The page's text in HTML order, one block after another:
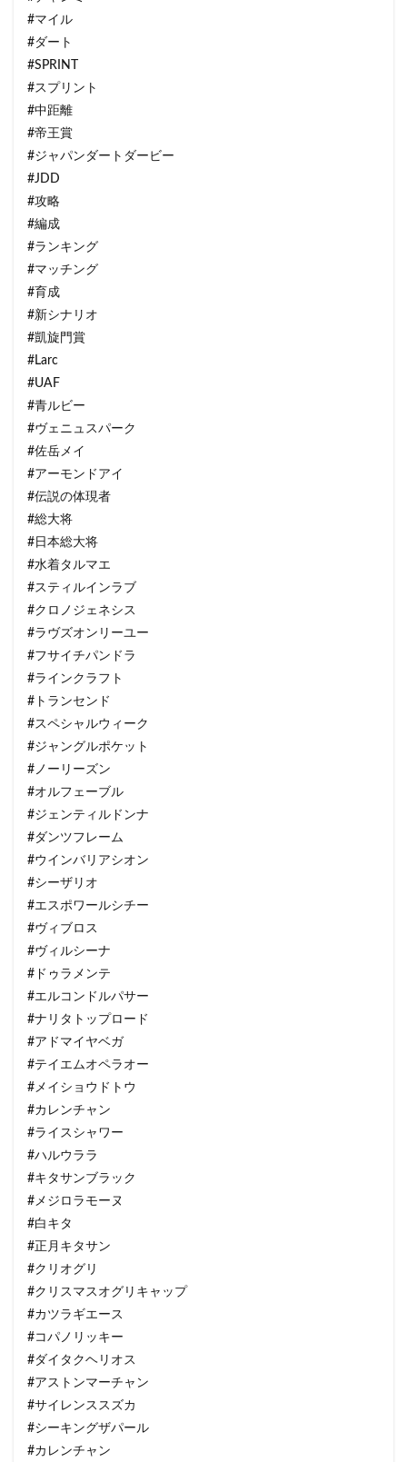
#マイル
#ダート
#SPRINT
#スプリント
#中距離
#帝王賞
#ジャパンダートダービー
#JDD
#攻略
#編成
#ランキング
#マッチング
#育成
#新シナリオ
#凱旋門賞
#Larc
#UAF
#青ルビー
#ヴェニュスパーク
#佐岳メイ
#アーモンドアイ
#伝説の体現者
#総大将
#日本総大将
#水着タルマエ
#スティルインラブ
#クロノジェネシス
#ラヴズオンリーユー
#フサイチパンドラ
#ラインクラフト
#トランセンド
#スペシャルウィーク
#ジャングルポケット
#ノーリーズン
#オルフェーブル
#ジェンティルドンナ
#ダンツフレーム
#ウインバリアシオン
#シーザリオ
#エスポワールシチー
#ヴィブロス
#ヴィルシーナ
#ドゥラメンテ
#エルコンドルパサー
#ナリタトップロード
#アドマイヤベガ
#テイエムオペラオー
#メイショウドトウ
#カレンチャン
#ライスシャワー
#ハルウララ
#キタサンブラック
#メジロラモーヌ
#白キタ
#正月キタサン
#クリオグリ
#クリスマスオグリキャップ
#カツラギエース
#コパノリッキー
#ダイタクヘリオス
#アストンマーチャン
#サイレンススズカ
#シーキングザパール
#カレンチャン